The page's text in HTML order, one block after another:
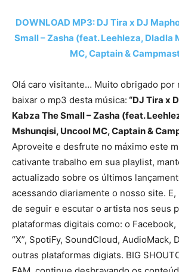
DOWNLOAD MP3: DJ Tira x DJ
Small – Zasha (feat. Leehleza, Dladla
MC, Captain &
Olá caro visitante… Muito obrigado por
baixar o mp3 desta música: “DJ Tira x
Kabza The Small – Zasha (feat.
Mshunqisi, Uncool MC, Captain &
Aproveite e desfrute no máximo este
cativante trabalho em sua playlist,
actualizado sobre os últimos
acessando diariamente o nosso site.
de seguir e escutar o artista nos seus
plataformas digitais como: o
“X”, SpotiFy, SoundCloud, AudioMack,
outras plataformas digiats. BIG